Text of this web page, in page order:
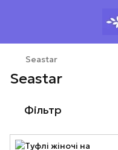
Seastar
Seastar
Фільтр